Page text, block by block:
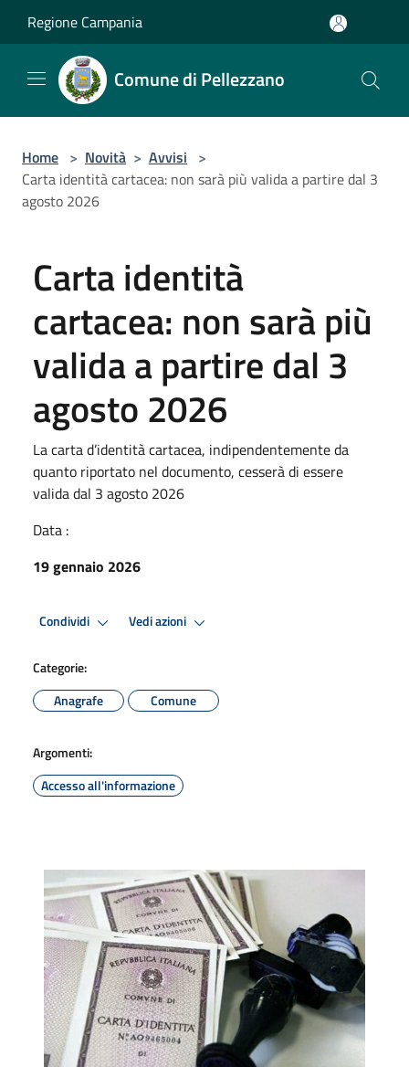
Regione Campania
Comune di Pellezzano
Home > Novità > Avvisi >
Carta identità cartacea: non sarà più valida a partire dal 3
agosto 2026
Carta identità
cartacea: non sarà più
valida a partire dal 3
agosto 2026
La carta d’identità cartacea, indipendentemente da
quanto riportato nel documento, cesserà di essere
valida dal 3 agosto 2026
Data :
19 gennaio 2026
Condividi Vedi azioni
Categorie:
Anagrafe
Comune
Argomenti:
Accesso all'informazione